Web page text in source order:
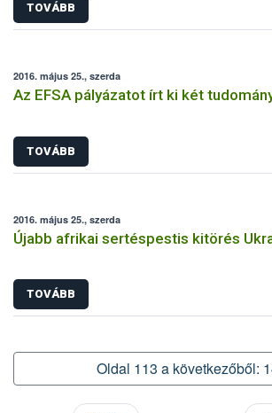
TOVÁBB
2016. május 25., szerda
Az EFSA pályázatot írt ki két
TOVÁBB
2016. május 25., szerda
Újabb afrikai sertéspestis kitörés
TOVÁBB
Oldal 113 a következőből: